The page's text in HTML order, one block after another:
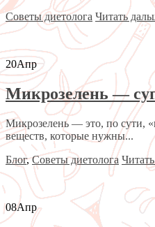
Советы диетолога Читать
20Апр
Микрозелень —
Микрозелень — это, по сути,
веществ, которые нужны...
Блог,Советы диетолога
08Апр